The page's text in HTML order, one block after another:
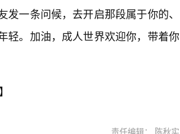
一条问候，去开启那段属于你的、
轻。加油，成人世界欢迎你，带着你
责任编辑： 陈秋实